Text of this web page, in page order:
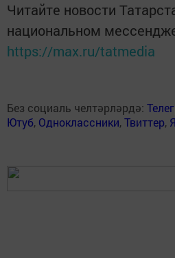
Читайте новости
национальном
https://max.ru/tatmedia
Без социаль челтәрләрдә:
Ютуб, Одноклассники,Твиттер,